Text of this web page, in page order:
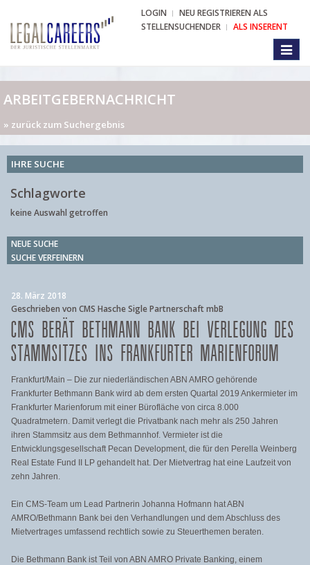
LOGIN
NEU REGISTRIEREN ALS
STELLENSUCHENDER
ALS INSERENT
ARBEITGEBERNACHRICHT
» zurück zum Suchergebnis
IHRE SUCHE
Schlagworte
keine Auswahl getroffen
NEUE SUCHE
SUCHE VERFEINERN
28. März 2018
Geschrieben von CMS Hasche Sigle Partnerschaft mbB
CMS BERÄT BETHMANN BANK BEI VERLEGUNG DES
STAMMSITZES INS FRANKFURTER MARIENFORUM
Frankfurt/Main – Die zur niederländischen ABN AMRO gehörende
Frankfurter Bethmann Bank wird ab dem ersten Quartal 2019 Ankermieter im
Frankfurter Marienforum mit einer Bürofläche von circa 8.000
Quadratmetern. Damit verlegt die Privatbank nach mehr als 250 Jahren
ihren Stammsitz aus dem Bethmannhof. Vermieter ist die
Entwicklungsgesellschaft Pecan Development, die für den Perella Weinberg
Real Estate Fund II LP gehandelt hat. Der Mietvertrag hat eine Laufzeit von
zehn Jahren.
Ein CMS-Team um Lead Partnerin Johanna Hofmann hat ABN
AMRO/Bethmann Bank bei den Verhandlungen und dem Abschluss des
Mietvertrages umfassend rechtlich sowie zu Steuerthemen beraten.
Die Bethmann Bank ist Teil von ABN AMRO Private Banking, einem